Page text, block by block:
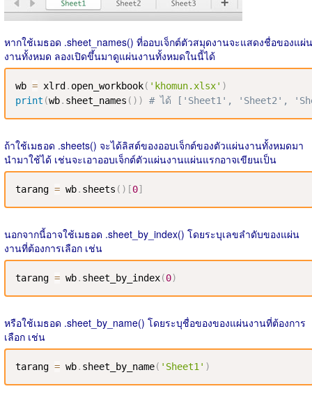
หากใช้เมธอด .sheet_names() ที่ออบเจ็กต์ตัวสมุดงานจะแสดงชื่อของแผ่น
งานทั้งหมด ลองเปิดขึ้นมาดูแผ่นงานทั้งหมดในนี้ได้
wb = xlrd . open_workbook( 'khomun.xlsx' )
print (wb. sheet_names ( ) ) # ได้ ['Sheet1', 'Sheet2',
ถ้าใช้เมธอด .sheets() จะได้ลิสต์ของออบเจ็กต์ของตัวแผ่นงานทั้งหมดมา
นำมาใช้ได้ เช่นจะเอาออบเจ็กต์ตัวแผ่นงานแผ่นแรกอาจเขียนเป็น
tarang = wb. sheets ( ) [0]
นอกจากนี้อาจใช้เมธอด .sheet_by_index() โดยระบุเลขลำดับของแผ่น
งานที่ต้องการเลือก เช่น
tarang = wb. sheet_by_index(0)
หรือใช้เมธอด .sheet_by_name() โดยระบุชื่อของของแผ่นงานที่ต้องการ
เลือก เช่น
tarang = wb. sheet_by_name( 'Sheet1' )